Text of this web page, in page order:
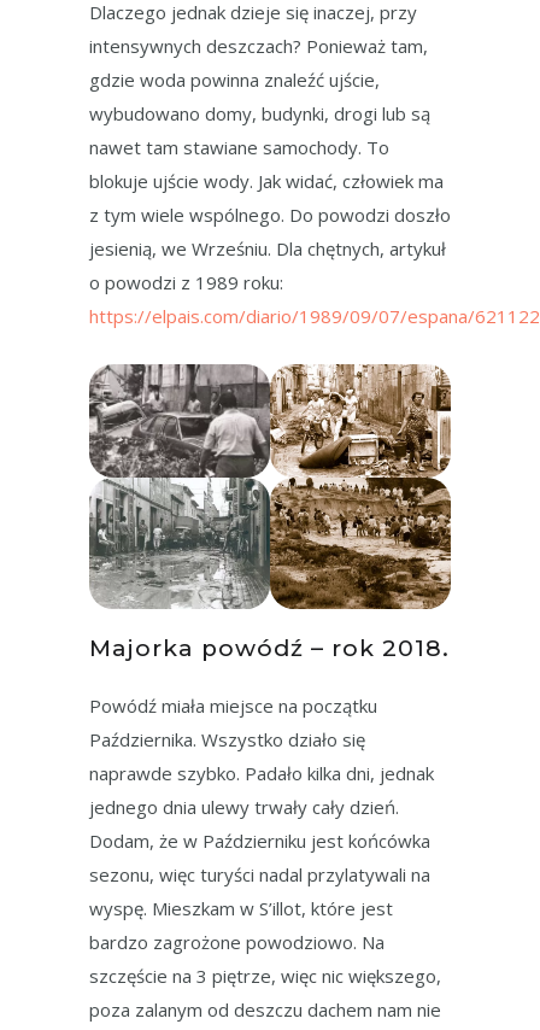
Dlaczego jednak dzieje się inaczej, przy
intensywnych deszczach? Ponieważ tam,
gdzie woda powinna znaleźć ujście,
wybudowano domy, budynki, drogi lub są
nawet tam stawiane samochody. To
blokuje ujście wody. Jak widać, człowiek ma
z tym wiele wspólnego. Do powodzi doszło
jesienią, we Wrześniu. Dla chętnych, artykuł
o powodzi z 1989 roku:
https://elpais.com/diario/1989/09/07/espana/
Majorka powódź – rok 2018.
Powódź miała miejsce na początku
Października. Wszystko działo się
naprawde szybko. Padało kilka dni, jednak
jednego dnia ulewy trwały cały dzień.
Dodam, że w Październiku jest końcówka
sezonu, więc turyści nadal przylatywali na
wyspę. Mieszkam w S’illot, które jest
bardzo zagrożone powodziowo. Na
szczęście na 3 piętrze, więc nic większego,
poza zalanym od deszczu dachem nam nie